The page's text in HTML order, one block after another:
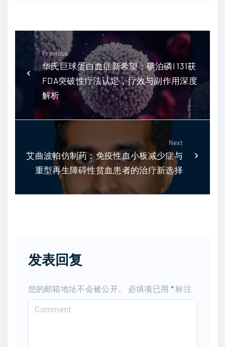
Previous
华氏巨球蛋白血症新希望：碘泊磷I 131获
FDA突破性疗法认定，疗效与副作用深度
解析
Next
艾曲波帕仿制药：免疫性血小板减少症与
重型再生障碍性贫血患者的治疗新选择
发表回复
您的邮箱地址不会被公开。 必填项已用 *标注